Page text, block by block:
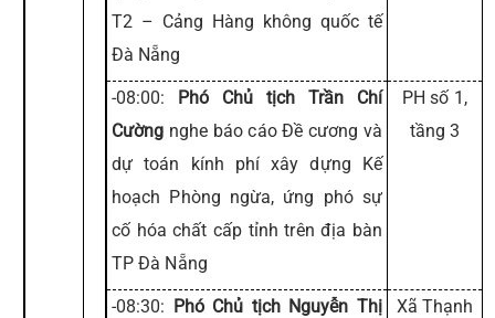
T2 – Cảng Hàng không quốc tế
Đà Nẵng
-08:00: Phó Chủ tịch Trần Chí
Cường nghe báo cáo Đề cương và
dự toán kính phí xây dựng Kế
hoạch Phòng ngừa, ứng phó sự
cố hóa chất cấp tỉnh trên địa bàn
TP Đà Nẵng
PH số 1,
tầng 3
-08:30: Phó Chủ tịch Nguyễn Thị
Xã Thạnh